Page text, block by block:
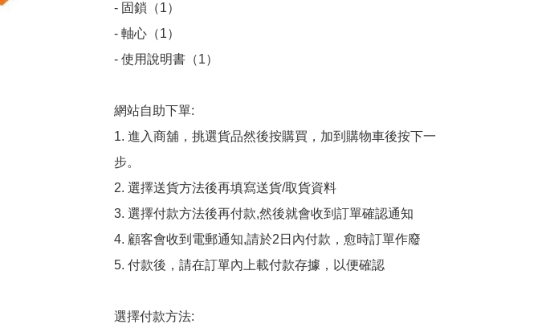
- 固鎖（1）
- 軸心（1）
﻿- 使用說明書（1）
網站自助下單:
1. 進入商舖，挑選貨品然後按購買，加到購物車後按下一
步。
2. 選擇送貨方法後再填寫送貨/取貨資料
3. 選擇付款方法後再付款,然後就會收到訂單確認通知
4. 顧客會收到電郵通知,請於2日內付款，愈時訂單作廢
5. 付款後，請在訂單內上載付款存據，以便確認
選擇付款方法: